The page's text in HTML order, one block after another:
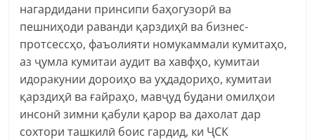
нагардидани принсипи баҳогузорӣ ва
пешниҳоди раванди қарздиҳӣ ва бизнес-
протсессҳо, фаъолияти номукаммали кумитаҳо,
аз ҷумла кумитаи аудит ва хавфҳо, кумитаи
идоракунии дороиҳо ва уҳдадориҳо, кумитаи
қарздиҳӣ ва ғайраҳо, мавҷуд будани омилҳои
инсонӣ зимни қабули қарор ва дахолат дар
сохтори ташкилӣ боис гардид, ки ҶСК